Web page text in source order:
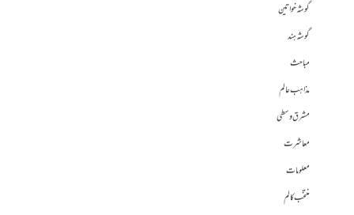
گوشہ خواتین
گوشہ ہند
مباحث
مذاہب عالم
مشرق وسطی
معاشرت
معلومات
منتخب کالم